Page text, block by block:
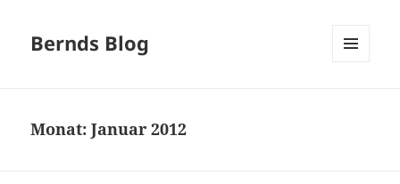
Bernds Blog
Monat:Januar 2012